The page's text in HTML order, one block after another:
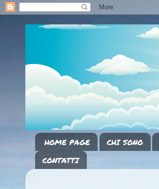
HOME PAGE CHI SONO
CONTATTI